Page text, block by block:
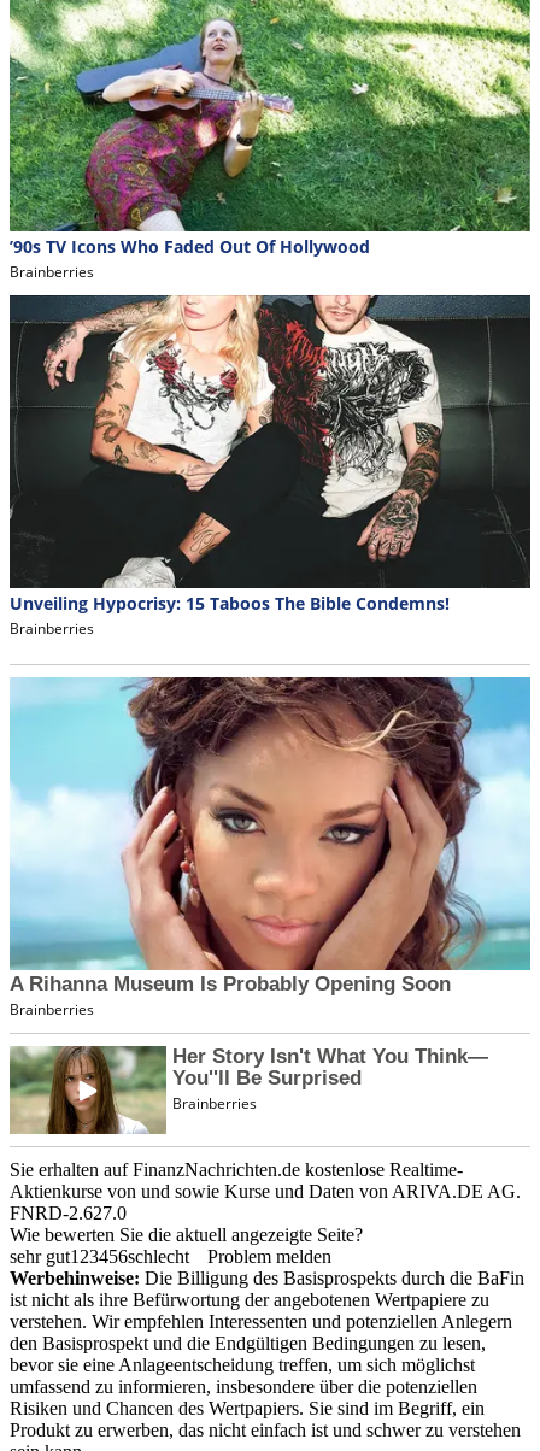
Sie erhalten auf FinanzNachrichten.de kostenlose Realtime-
Aktienkurse von und sowie Kurse und Daten von ARIVA.DE AG.
FNRD-2.627.0
Wie bewerten Sie die aktuell angezeigte Seite?
sehr gut1 23456schlecht
Problem melden
Werbehinweise: Die Billigung des Basisprospekts durch die BaFin
ist nicht als ihre Befürwortung der angebotenen Wertpapiere zu
verstehen. Wir empfehlen Interessenten und potenziellen Anlegern
den Basisprospekt und die Endgültigen Bedingungen zu lesen,
bevor sie eine Anlageentscheidung treffen, um sich möglichst
umfassend zu informieren, insbesondere über die potenziellen
Risiken und Chancen des Wertpapiers. Sie sind im Begriff, ein
Produkt zu erwerben, das nicht einfach ist und schwer zu verstehen